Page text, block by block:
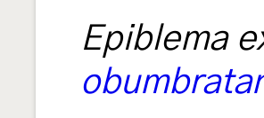
Epiblema